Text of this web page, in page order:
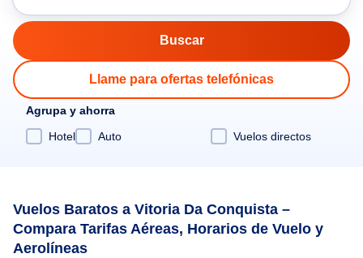
Llame para ofertas telefónicas
Agrupa y ahorra
Hotel
Auto Vuelos directos
Vuelos Baratos a Vitoria Da Conquista –
Compara Tarifas Aéreas, Horarios de Vuelo y
Aerolíneas